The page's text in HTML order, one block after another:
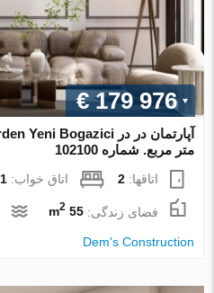
€ 179 976
متر مربع. شماره 102100
اتاقها:2 اتاق خواب:1
فضای زندگی:55 m
2
Dem's Construction